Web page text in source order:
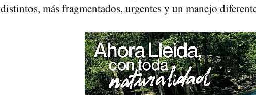
distintos, más fragmentados, urgentes y un manejo